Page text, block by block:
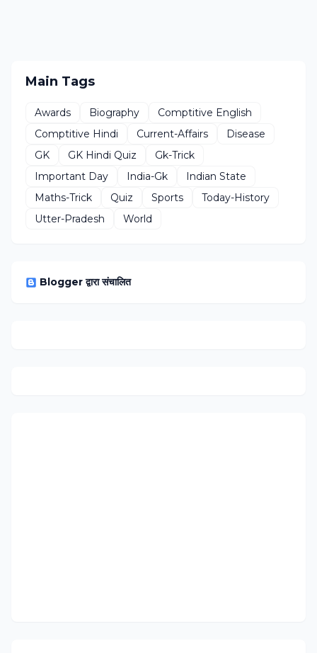
Main Tags
Awards Biography
Comptitive English
Comptitive Hindi
Current-Affairs
Disease
GK
GK Hindi Quiz
Gk-Trick
Important Day
India-Gk
Indian State
Maths-Trick
Quiz Sports
Today-History
Utter-Pradesh
World
Blogger द्वारा संचालित